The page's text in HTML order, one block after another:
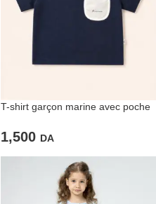
T-shirt garçon marine avec poche
1,500 DA